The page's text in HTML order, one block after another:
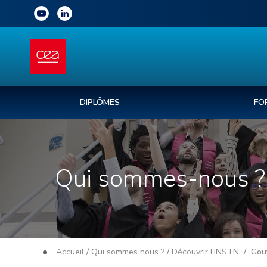
DIPLÔMES
Qui sommes-nous ?
Accueil / Qui sommes nous ? / Découvrir l’INSTN /